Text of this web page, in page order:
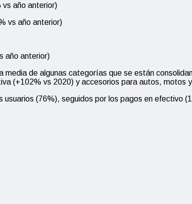
año anterior)
vs año anterior)
año anterior)
de algunas categorías que se están
(+102% vs 2020) y accesorios para autos, motos
usuarios (76%), seguidos por los pagos en efectivo